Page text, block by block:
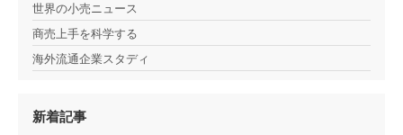
世界の小売ニュース
商売上手を科学する
海外流通企業スタディ
新着記事